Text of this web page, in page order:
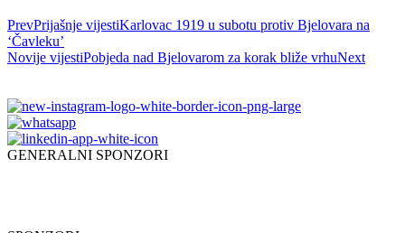
PrevPrijašnje vijestiKarlovac 1919 u subotu protiv Bjelovara na
‘Čavleku’
Novije vijestiPobjeda nad Bjelovarom za korak bliže vrhuNext
GENERALNI SPONZORI